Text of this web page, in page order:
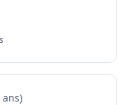
ans)